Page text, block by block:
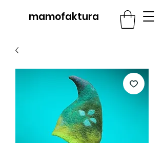
mamofaktura